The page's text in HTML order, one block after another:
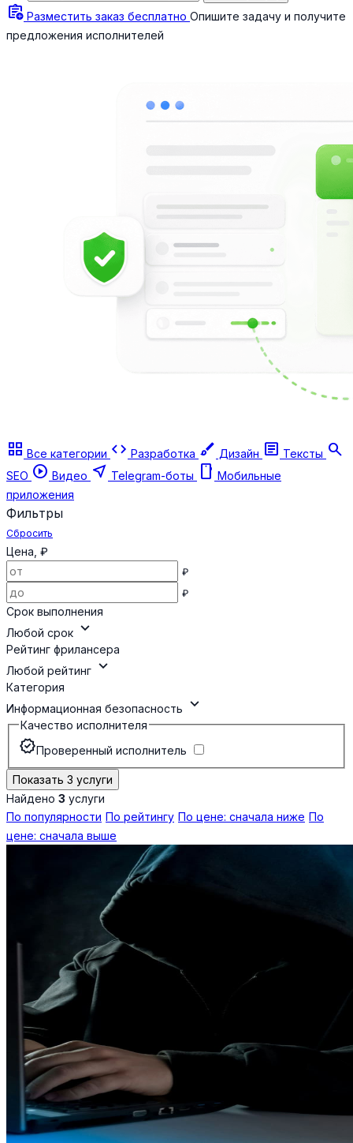
assignment_add Разместить заказ бесплатно Опишите задачу и получите
предложения исполнителей
grid_view Все категории code Разработка brush Дизайн article Тексты search
SEO play_circle Видео near_me Telegram-боты smartphone Мобильные
приложения
Фильтры
Сбросить
Цена, ₽
₽
₽
Срок выполнения
Любой срок expand_more
Рейтинг фрилансера
Любой рейтинг expand_more
Категория
Информационная безопасность expand_more
Качество исполнителя
verifiedПроверенный исполнитель
Показать 3 услуги
Найдено 3 услуги
По популярности По рейтингу По цене: сначала ниже По
цене: сначала выше